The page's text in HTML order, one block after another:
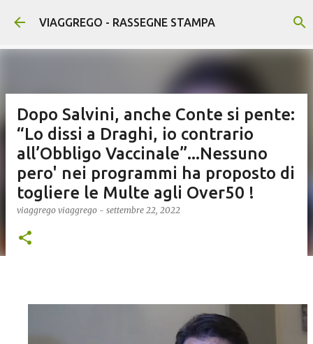
Passa ai contenuti principali
VIAGGREGO - RASSEGNE STAMPA
Dopo Salvini, anche Conte si pente:
“Lo dissi a Draghi, io contrario
all’Obbligo Vaccinale”...Nessuno
pero' nei programmi ha proposto di
togliere le Multe agli Over50 !
viaggrego viaggrego - settembre 22, 2022